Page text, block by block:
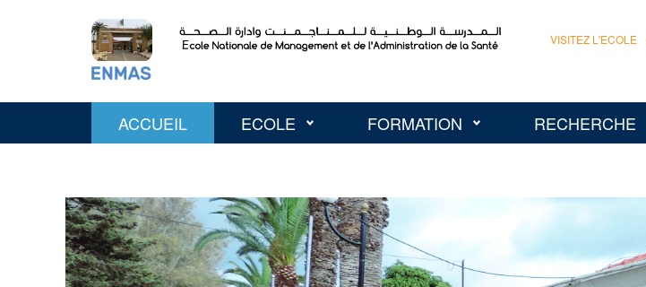
VISITEZ L'ECOLE
ACCUEIL ECOLE FORMATION RECHERCHE